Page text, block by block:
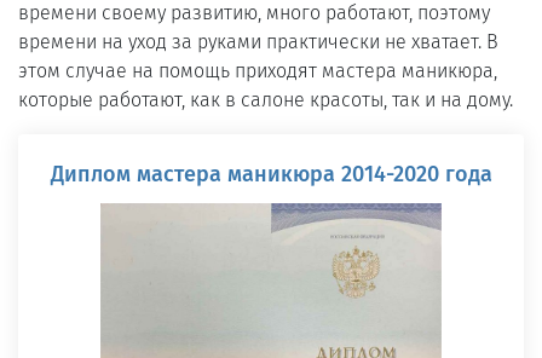
времени своему развитию, много работают, поэтому
времени на уход за руками практически не хватает. В
этом случае на помощь приходят мастера маникюра,
которые работают, как в салоне красоты, так и на дому.
Диплом мастера маникюра 2014-2020 года